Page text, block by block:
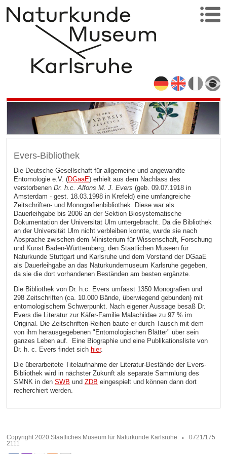
Evers-Bibliothek
Die Deutsche Gesellschaft für allgemeine und angewandte
Entomologie e.V. (DGaaE)erhielt aus dem Nachlass des
verstorbenen Dr. h.c. Alfons M. J. Evers (geb. 09.07.1918 in
Amsterdam - gest. 18.03.1998 in Krefeld) eine umfangreiche
Zeitschriften- und Monografienbibliothek. Diese war als
Dauerleihgabe bis 2006 an der Sektion Biosystematische
Dokumentation der Universität Ulm untergebracht. Da die Bibliothek
an der Universität Ulm nicht verbleiben konnte, wurde sie nach
Absprache zwischen dem Ministerium für Wissenschaft, Forschung
und Kunst Baden-Württemberg, den Staatlichen Museen für
Naturkunde Stuttgart und Karlsruhe und dem Vorstand der DGaaE
als Dauerleihgabe an das Naturkundemuseum Karlsruhe gegeben,
da sie die dort vorhandenen Beständen am besten ergänzte.
Die Bibliothek von Dr. h.c. Evers umfasst 1350 Monografien und
298 Zeitschriften (ca. 10.000 Bände, überwiegend gebunden) mit
entomologischem Schwerpunkt. Nach eigener Aussage besaß Dr.
Evers die Literatur zur Käfer-Familie Malachiidae zu 97 % im
Original. Die Zeitschriften-Reihen baute er durch Tausch mit dem
von ihm herausgegebenen "Entomologischen Blätter" über sein
ganzes Leben auf. Eine Biographie und eine Publikationsliste von
Dr. h. c. Evers findet sich hier.
Die überarbeitete Titelaufnahme der Literatur-Bestände der Evers-
Bibliothek wird in nächster Zukunft als separate Sammlung des
SMNK in den SWB und ZDB eingespielt und können dann dort
recherchiert werden.
Copyright 2020 Staatliches Museum für Naturkunde Karlsruhe
0721/175
2111